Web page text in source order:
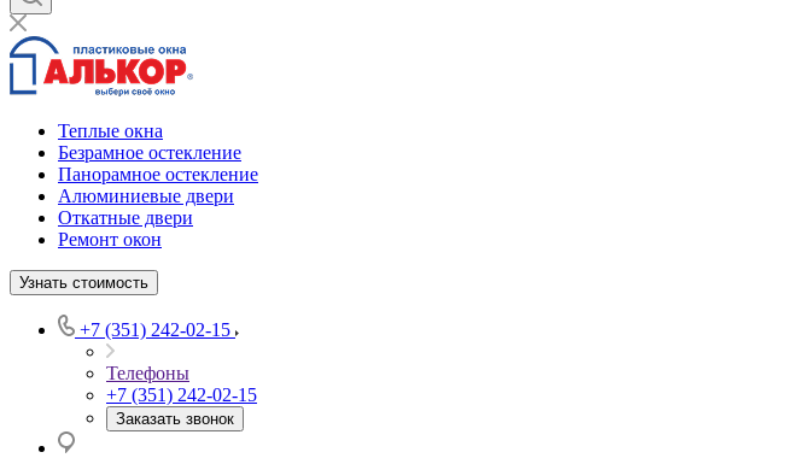
Теплые окна
Безрамное остекление
Панорамное остекление
Алюминиевые двери
Откатные двери
Ремонт окон
Узнать стоимость
+7 (351) 242-02-15
Телефоны
+7 (351) 242-02-15
Заказать звонок